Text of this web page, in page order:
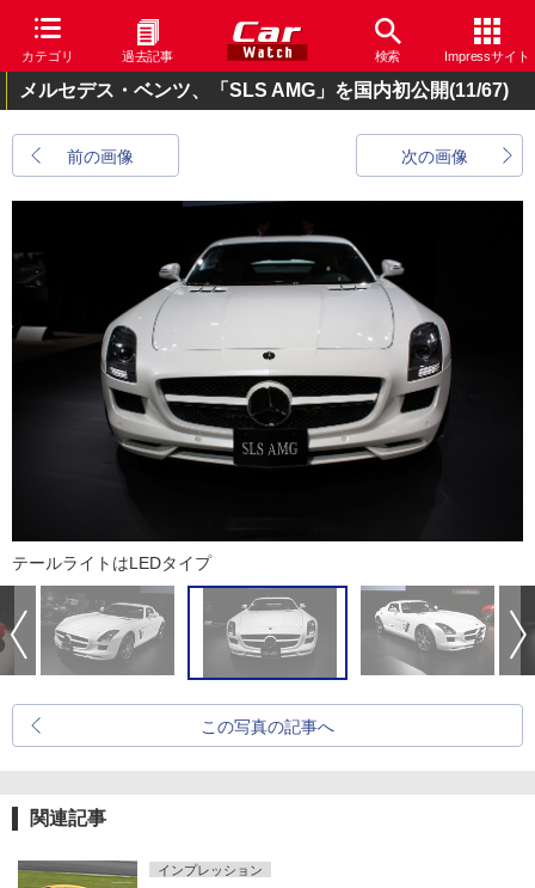
カテゴリ 過去記事 検索 Impressサイト
メルセデス・ベンツ、「SLS AMG」を国内初公開(11/67)
前の画像 次の画像
テールライトはLEDタイプ
この写真の記事へ
関連記事
インプレッション